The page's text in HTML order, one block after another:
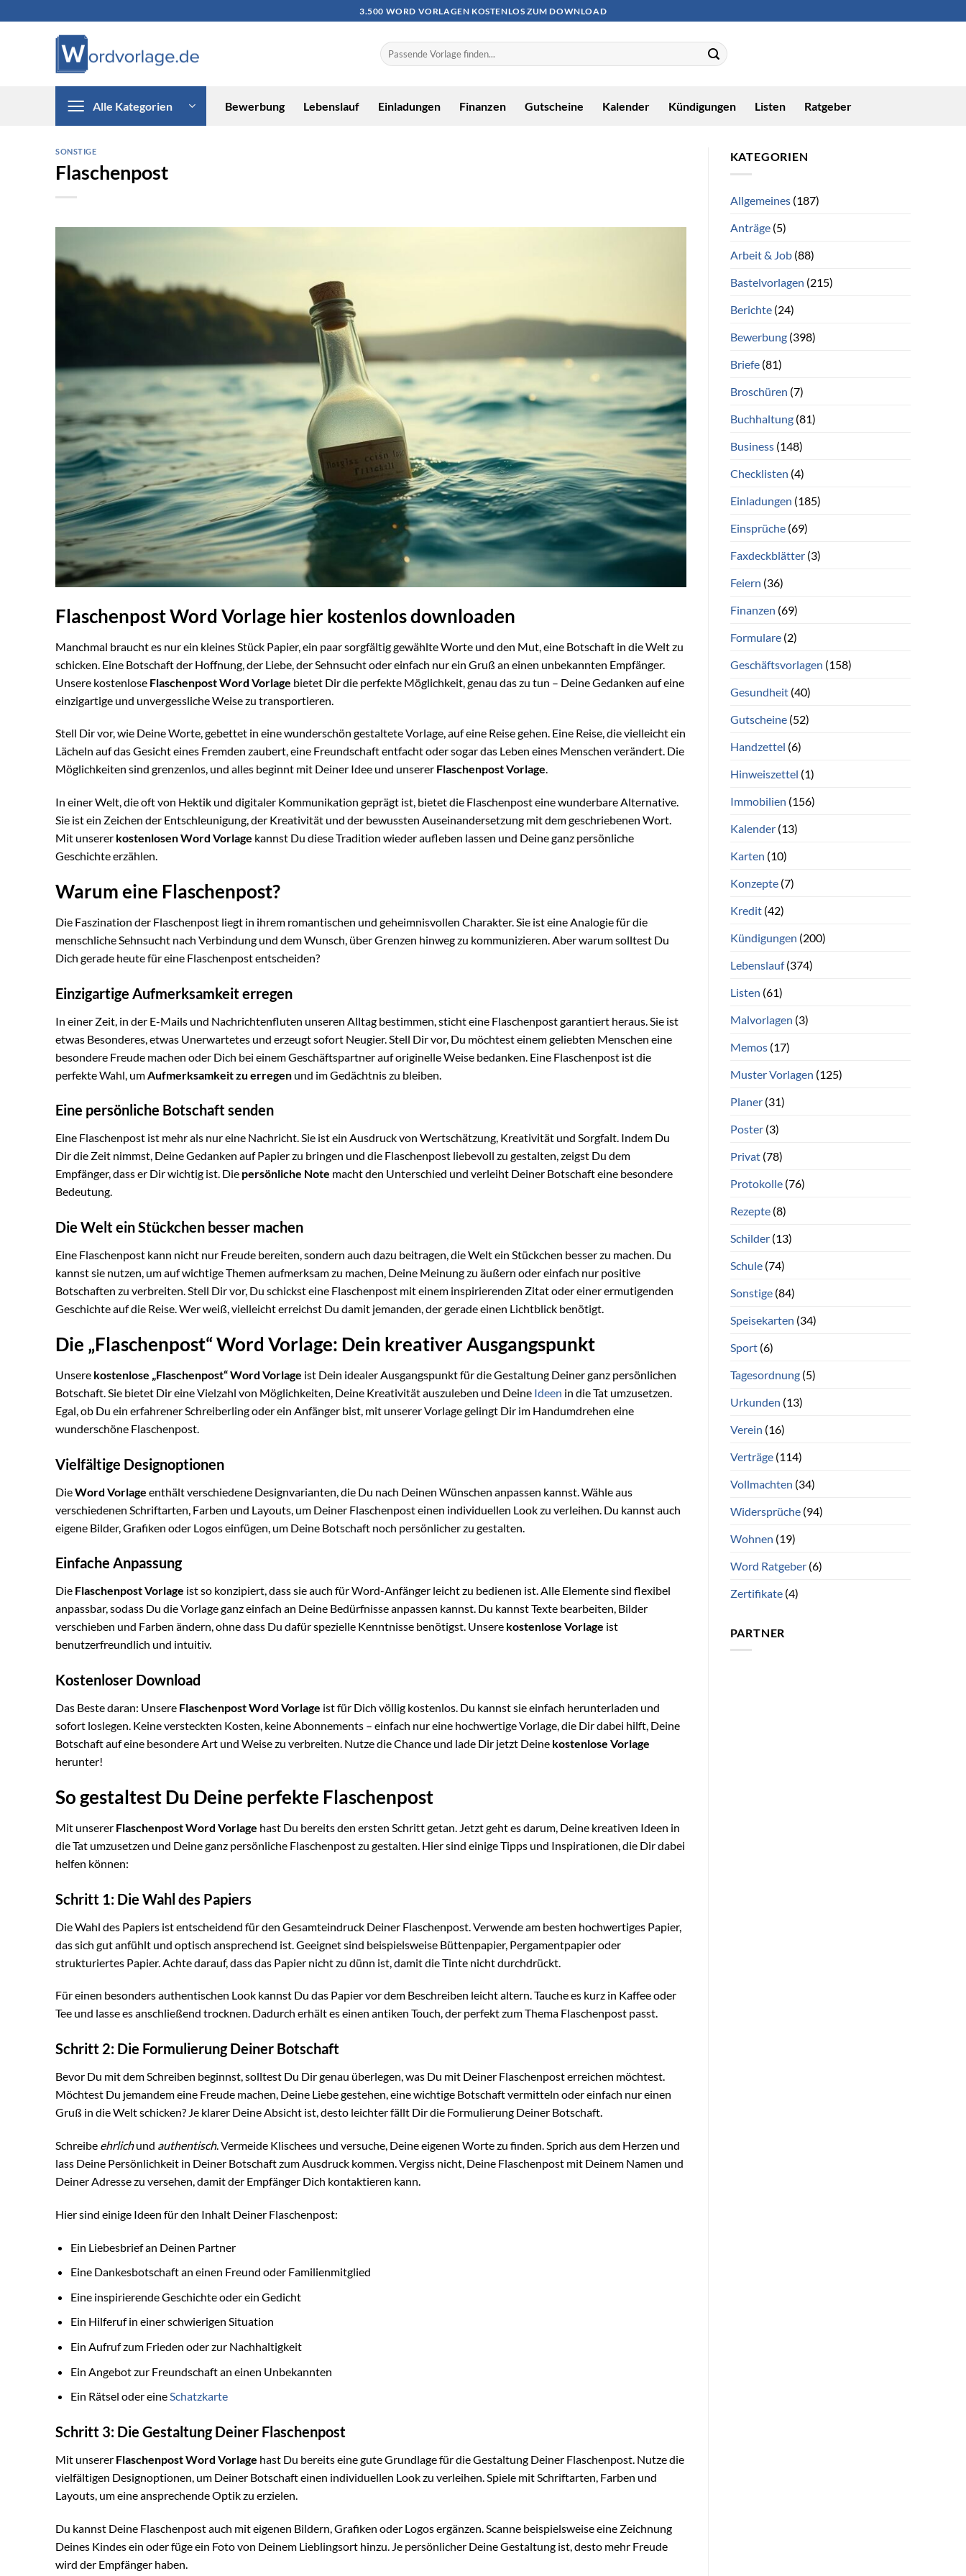
3.500 WORD VORLAGEN KOSTENLOS ZUM DOWNLOAD
Alle Kategorien Bewerbung Lebenslauf Einladungen Finanzen Gutscheine Kalender Kündigungen Listen Ratgeber
SONSTIGE
Flaschenpost
Flaschenpost Word Vorlage hier kostenlos downloaden
Manchmal braucht es nur ein kleines Stück Papier, ein paar sorgfältig gewählte Worte und den Mut, eine Botschaft in die Welt zu
schicken. Eine Botschaft der Hoffnung, der Liebe, der Sehnsucht oder einfach nur ein Gruß an einen unbekannten Empfänger.
Unsere kostenlose Flaschenpost Word Vorlage bietet Dir die perfekte Möglichkeit, genau das zu tun – Deine Gedanken auf eine
einzigartige und unvergessliche Weise zu transportieren.
Stell Dir vor, wie Deine Worte, gebettet in eine wunderschön gestaltete Vorlage, auf eine Reise gehen. Eine Reise, die vielleicht ein
Lächeln auf das Gesicht eines Fremden zaubert, eine Freundschaft entfacht oder sogar das Leben eines Menschen verändert. Die
Möglichkeiten sind grenzenlos, und alles beginnt mit Deiner Idee und unserer Flaschenpost Vorlage.
In einer Welt, die oft von Hektik und digitaler Kommunikation geprägt ist, bietet die Flaschenpost eine wunderbare Alternative.
Sie ist ein Zeichen der Entschleunigung, der Kreativität und der bewussten Auseinandersetzung mit dem geschriebenen Wort.
Mit unserer kostenlosen Word Vorlage kannst Du diese Tradition wieder aufleben lassen und Deine ganz persönliche
Geschichte erzählen.
Warum eine Flaschenpost?
Die Faszination der Flaschenpost liegt in ihrem romantischen und geheimnisvollen Charakter. Sie ist eine Analogie für die
menschliche Sehnsucht nach Verbindung und dem Wunsch, über Grenzen hinweg zu kommunizieren. Aber warum solltest Du
Dich gerade heute für eine Flaschenpost entscheiden?
Einzigartige Aufmerksamkeit erregen
In einer Zeit, in der E-Mails und Nachrichtenfluten unseren Alltag bestimmen, sticht eine Flaschenpost garantiert heraus. Sie ist
etwas Besonderes, etwas Unerwartetes und erzeugt sofort Neugier. Stell Dir vor, Du möchtest einem geliebten Menschen eine
besondere Freude machen oder Dich bei einem Geschäftspartner auf originelle Weise bedanken. Eine Flaschenpost ist die
perfekte Wahl, um Aufmerksamkeit zu erregen und im Gedächtnis zu bleiben.
Eine persönliche Botschaft senden
Eine Flaschenpost ist mehr als nur eine Nachricht. Sie ist ein Ausdruck von Wertschätzung, Kreativität und Sorgfalt. Indem Du
Dir die Zeit nimmst, Deine Gedanken auf Papier zu bringen und die Flaschenpost liebevoll zu gestalten, zeigst Du dem
Empfänger, dass er Dir wichtig ist. Die persönliche Note macht den Unterschied und verleiht Deiner Botschaft eine besondere
Bedeutung.
Die Welt ein Stückchen besser machen
Eine Flaschenpost kann nicht nur Freude bereiten, sondern auch dazu beitragen, die Welt ein Stückchen besser zu machen. Du
kannst sie nutzen, um auf wichtige Themen aufmerksam zu machen, Deine Meinung zu äußern oder einfach nur positive
Botschaften zu verbreiten. Stell Dir vor, Du schickst eine Flaschenpost mit einem inspirierenden Zitat oder einer ermutigenden
Geschichte auf die Reise. Wer weiß, vielleicht erreichst Du damit jemanden, der gerade einen Lichtblick benötigt.
Die „Flaschenpost“ Word Vorlage: Dein kreativer Ausgangspunkt
Unsere kostenlose „Flaschenpost“ Word Vorlage ist Dein idealer Ausgangspunkt für die Gestaltung Deiner ganz persönlichen
Botschaft. Sie bietet Dir eine Vielzahl von Möglichkeiten, Deine Kreativität auszuleben und Deine Ideen in die Tat umzusetzen.
Egal, ob Du ein erfahrener Schreiberling oder ein Anfänger bist, mit unserer Vorlage gelingt Dir im Handumdrehen eine
wunderschöne Flaschenpost.
Vielfältige Designoptionen
DieWord Vorlage enthält verschiedene Designvarianten, die Du nach Deinen Wünschen anpassen kannst. Wähle aus
verschiedenen Schriftarten, Farben und Layouts, um Deiner Flaschenpost einen individuellen Look zu verleihen. Du kannst auch
eigene Bilder, Grafiken oder Logos einfügen, um Deine Botschaft noch persönlicher zu gestalten.
Einfache Anpassung
Die Flaschenpost Vorlage ist so konzipiert, dass sie auch für Word-Anfänger leicht zu bedienen ist. Alle Elemente sind flexibel
anpassbar, sodass Du die Vorlage ganz einfach an Deine Bedürfnisse anpassen kannst. Du kannst Texte bearbeiten, Bilder
verschieben und Farben ändern, ohne dass Du dafür spezielle Kenntnisse benötigst. Unsere kostenlose Vorlage ist
benutzerfreundlich und intuitiv.
Kostenloser Download
Das Beste daran: Unsere Flaschenpost Word Vorlage ist für Dich völlig kostenlos. Du kannst sie einfach herunterladen und
sofort loslegen. Keine versteckten Kosten, keine Abonnements – einfach nur eine hochwertige Vorlage, die Dir dabei hilft, Deine
Botschaft auf eine besondere Art und Weise zu verbreiten. Nutze die Chance und lade Dir jetzt Deine kostenlose Vorlage
herunter!
So gestaltest Du Deine perfekte Flaschenpost
Mit unserer Flaschenpost Word Vorlage hast Du bereits den ersten Schritt getan. Jetzt geht es darum, Deine kreativen Ideen in
die Tat umzusetzen und Deine ganz persönliche Flaschenpost zu gestalten. Hier sind einige Tipps und Inspirationen, die Dir dabei
helfen können:
Schritt 1: Die Wahl des Papiers
Die Wahl des Papiers ist entscheidend für den Gesamteindruck Deiner Flaschenpost. Verwende am besten hochwertiges Papier,
das sich gut anfühlt und optisch ansprechend ist. Geeignet sind beispielsweise Büttenpapier, Pergamentpapier oder
strukturiertes Papier. Achte darauf, dass das Papier nicht zu dünn ist, damit die Tinte nicht durchdrückt.
Für einen besonders authentischen Look kannst Du das Papier vor dem Beschreiben leicht altern. Tauche es kurz in Kaffee oder
Tee und lasse es anschließend trocknen. Dadurch erhält es einen antiken Touch, der perfekt zum Thema Flaschenpost passt.
Schritt 2: Die Formulierung Deiner Botschaft
Bevor Du mit dem Schreiben beginnst, solltest Du Dir genau überlegen, was Du mit Deiner Flaschenpost erreichen möchtest.
Möchtest Du jemandem eine Freude machen, Deine Liebe gestehen, eine wichtige Botschaft vermitteln oder einfach nur einen
Gruß in die Welt schicken? Je klarer Deine Absicht ist, desto leichter fällt Dir die Formulierung Deiner Botschaft.
Schreibe ehrlichund authentisch. Vermeide Klischees und versuche, Deine eigenen Worte zu finden. Sprich aus dem Herzen und
lass Deine Persönlichkeit in Deiner Botschaft zum Ausdruck kommen. Vergiss nicht, Deine Flaschenpost mit Deinem Namen und
Deiner Adresse zu versehen, damit der Empfänger Dich kontaktieren kann.
Hier sind einige Ideen für den Inhalt Deiner Flaschenpost:
Ein Liebesbrief an Deinen Partner
Eine Dankesbotschaft an einen Freund oder Familienmitglied
Eine inspirierende Geschichte oder ein Gedicht
Ein Hilferuf in einer schwierigen Situation
Ein Aufruf zum Frieden oder zur Nachhaltigkeit
Ein Angebot zur Freundschaft an einen Unbekannten
Ein Rätsel oder eineSchatzkarte
Schritt 3: Die Gestaltung Deiner Flaschenpost
Mit unserer Flaschenpost Word Vorlage hast Du bereits eine gute Grundlage für die Gestaltung Deiner Flaschenpost. Nutze die
vielfältigen Designoptionen, um Deiner Botschaft einen individuellen Look zu verleihen. Spiele mit Schriftarten, Farben und
Layouts, um eine ansprechende Optik zu erzielen.
Du kannst Deine Flaschenpost auch mit eigenen Bildern, Grafiken oder Logos ergänzen. Scanne beispielsweise eine Zeichnung
Deines Kindes ein oder füge ein Foto von Deinem Lieblingsort hinzu. Je persönlicher Deine Gestaltung ist, desto mehr Freude
wird der Empfänger haben.
KATEGORIEN
Allgemeines(187)
Anträge(5)
Arbeit & Job(88)
Bastelvorlagen (215)
Berichte(24)
Bewerbung(398)
Briefe(81)
Broschüren (7)
Buchhaltung(81)
Business(148)
Checklisten (4)
Einladungen (185)
Einsprüche(69)
Faxdeckblätter(3)
Feiern (36)
Finanzen (69)
Formulare(2)
Geschäftsvorlagen (158)
Gesundheit(40)
Gutscheine(52)
Handzettel (6)
Hinweiszettel (1)
Immobilien (156)
Kalender(13)
Karten (10)
Konzepte(7)
Kredit(42)
Kündigungen (200)
Lebenslauf(374)
Listen (61)
Malvorlagen (3)
Memos(17)
Muster Vorlagen (125)
Planer(31)
Poster(3)
Privat(78)
Protokolle(76)
Rezepte(8)
Schilder(13)
Schule(74)
Sonstige(84)
Speisekarten (34)
Sport(6)
Tagesordnung(5)
Urkunden (13)
Verein (16)
Verträge(114)
Vollmachten (34)
Widersprüche(94)
Wohnen (19)
Word Ratgeber(6)
Zertifikate(4)
PARTNER